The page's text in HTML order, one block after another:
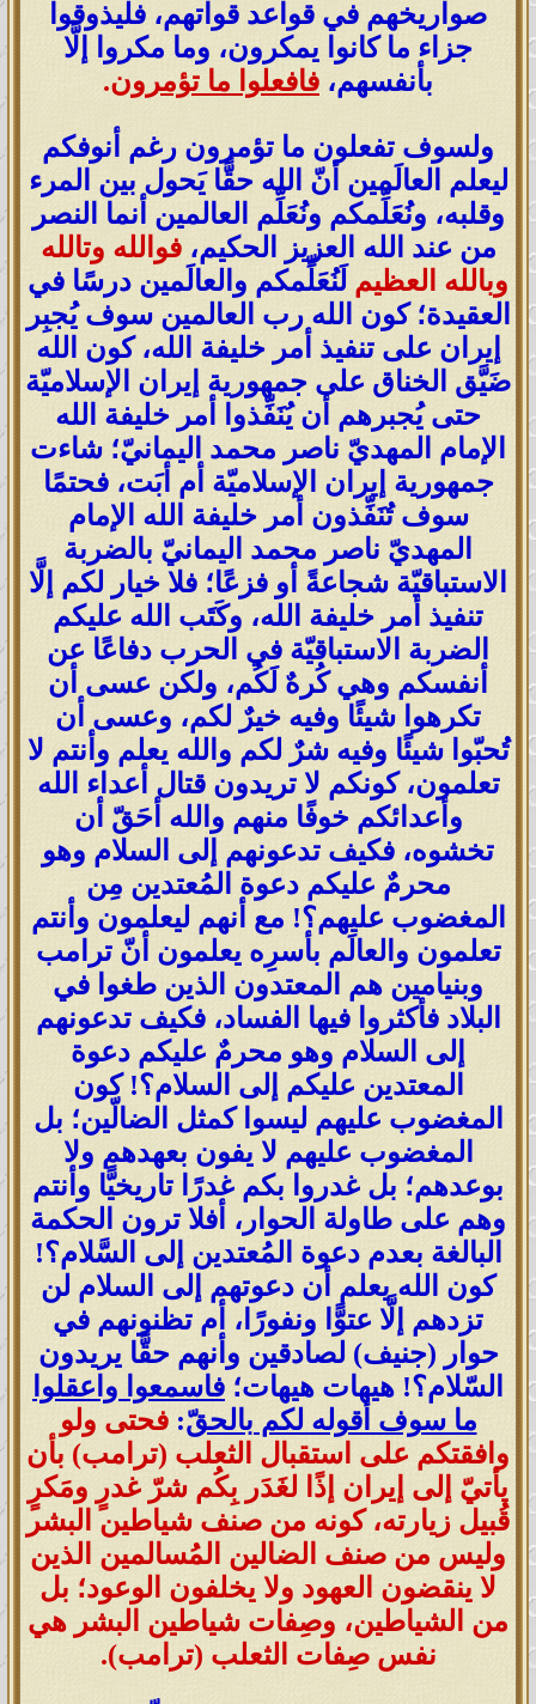
صواريخهم في قواعد قواتهم، فليذوقوا
جزاء ما كانوا يمكرون، وما مكروا إلَّا
بأنفسهم، فافعلوا ما تؤمرون.
ولسوف تفعلون ما تؤمرون رغم أنوفكم
ليعلم العالَمين أنّ الله حقًّا يَحول بين المرء
وقلبه، ونُعَلِّمكم ونُعَلِّم العالمين أنما النصر
من عند الله العزيز الحكيم، فوالله وتالله
وبالله العظيم لَنُعَلِّمكم والعالَمين درسًا في
العقيدة؛ كون الله رب العالمين سوف يُجبِر
إيران على تنفيذ أمر خليفة الله، كون الله
ضَيَّق الخناق على جمهورية إيران الإسلاميّة
حتى يُجبرهم أن يُنَفِّذوا أمر خليفة الله
الإمام المهديّ ناصر محمد اليمانيّ؛ شاءت
جمهورية إيران الإسلاميّة أم أبَت، فحتمًا
سوف تُنَفِّذون أمر خليفة الله الإمام
المهديّ ناصر محمد اليمانيّ بالضربة
الاستباقيّة شجاعةً أو فزعًا؛ فلا خيار لكم إلَّا
تنفيذ أمر خليفة الله، وكَتَب الله عليكم
الضربة الاستباقيّة في الحرب دفاعًا عن
أنفسكم وهي كُرهٌ لَكُم، ولكن عسى أن
تكرهوا شيئًا وفيه خيرٌ لكم، وعسى أن
تُحبّوا شيئًا وفيه شرٌ لكم والله يعلم وأنتم لا
تعلمون، كونكم لا تريدون قتال أعداء الله
وأعدائكم خوفًا منهم والله أحَقّ أن
تخشوه، فكيف تدعونهم إلى السلام وهو
محرمٌ عليكم دعوة المُعتدين مِن
المغضوب عليهم؟! مع أنهم ليعلمون وأنتم
تعلمون والعالَم بأسرِه يعلمون أنّ ترامب
وبنيامين هم المعتدون الذين طغوا في
البلاد فأكثروا فيها الفساد، فكيف تدعونهم
إلى السلام وهو محرمٌ عليكم دعوة
المعتدين عليكم إلى السلام؟! كون
المغضوب عليهم ليسوا كمثل الضالّين؛ بل
المغضوب عليهم لا يفون بعهدهم ولا
بوعدهم؛ بل غدروا بكم غدرًا تاريخيًّا وأنتم
وهم على طاولة الحوار، أفلا ترون الحكمة
البالغة بعدم دعوة المُعتدين إلى السَّلام؟!
كون الله يعلم أن دعوتهم إلى السلام لن
تزدهم إلَّا عتوًّا ونفورًا، أم تظنونهم في
حوار (جنيف) لصادقين وأنهم حقًّا يريدون
السّلام؟! هيهات هيهات؛ فاسمعوا واعقلوا
ما سوف أقوله لكم بالحقّ: فحتى ولو
وافقتكم على استقبال الثعلب (ترامب) بأن
يأتيّ إلى إيران إذًا لغَدَر بِكُم شرّ غدرٍ ومَكرٍ
قُبيل زيارته، كونه من صنف شياطين البشر
وليس من صنف الضالين المُسالمين الذين
لا ينقضون العهود ولا يخلفون الوعود؛ بل
من الشياطين، وصِفات شياطين البشر هي
نفس صِفات الثعلب (ترامب).